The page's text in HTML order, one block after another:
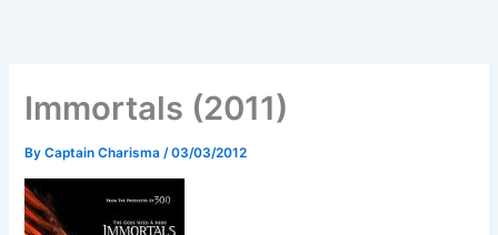
Immortals (2011)
ByCaptain Charisma /03/03/2012